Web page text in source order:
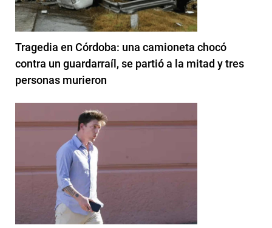
Tragedia en Córdoba: una camioneta chocó
contra un guardarraíl, se partió a la mitad y tres
personas murieron